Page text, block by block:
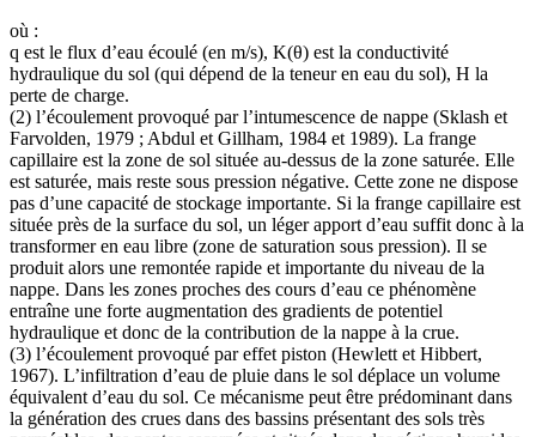
où :
q est le flux d’eau écoulé (en m/s), K(θ) est la conductivité
hydraulique du sol (qui dépend de la teneur en eau du sol), H la
perte de charge.
(2) l’écoulement provoqué par l’intumescence de nappe (Sklash et
Farvolden, 1979 ; Abdul et Gillham, 1984 et 1989). La frange
capillaire est la zone de sol située au-dessus de la zone saturée. Elle
est saturée, mais reste sous pression négative. Cette zone ne dispose
pas d’une capacité de stockage importante. Si la frange capillaire est
située près de la surface du sol, un léger apport d’eau suffit donc à la
transformer en eau libre (zone de saturation sous pression). Il se
produit alors une remontée rapide et importante du niveau de la
nappe. Dans les zones proches des cours d’eau ce phénomène
entraîne une forte augmentation des gradients de potentiel
hydraulique et donc de la contribution de la nappe à la crue.
(3) l’écoulement provoqué par effet piston (Hewlett et Hibbert,
1967). L’infiltration d’eau de pluie dans le sol déplace un volume
équivalent d’eau du sol. Ce mécanisme peut être prédominant dans
la génération des crues dans des bassins présentant des sols très